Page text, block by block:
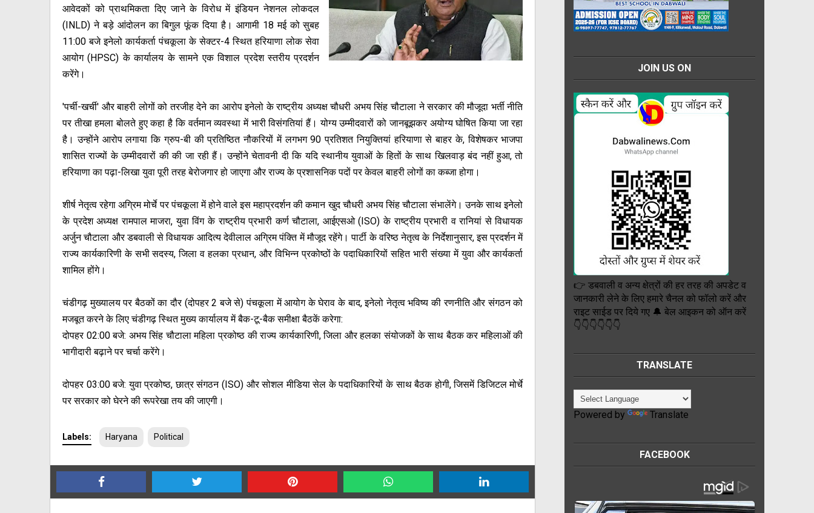
आवेदकों को प्राथमिकता दिए जाने के विरोध में इंडियन नेशनल लोकदल
(INLD) ने बड़े आंदोलन का बिगुल फूंक दिया है। आगामी 18 मई को सुबह
11:00 बजे इनेलो कार्यकर्ता पंचकूला के सेक्टर-4 स्थित हरियाणा लोक सेवा
आयोग (HPSC) के कार्यालय के सामने एक विशाल प्रदेश स्तरीय प्रदर्शन
करेंगे।
'पर्ची-खर्ची' और बाहरी लोगों को तरजीह देने का आरोप इनेलो के राष्ट्रीय अध्यक्ष चौधरी अभय सिंह चौटाला ने सरकार की मौजूदा भर्ती नीति
पर तीखा हमला बोलते हुए कहा है कि वर्तमान व्यवस्था में भारी विसंगतियां हैं। योग्य उम्मीदवारों को जानबूझकर अयोग्य घोषित किया जा रहा
है। उन्होंने आरोप लगाया कि ग्रुप-बी की प्रतिष्ठित नौकरियों में लगभग 90 प्रतिशत नियुक्तियां हरियाणा से बाहर के, विशेषकर भाजपा
शासित राज्यों के उम्मीदवारों की की जा रही हैं। उन्होंने चेतावनी दी कि यदि स्थानीय युवाओं के हितों के साथ खिलवाड़ बंद नहीं हुआ, तो
हरियाणा का पढ़ा-लिखा युवा पूरी तरह बेरोजगार हो जाएगा और राज्य के प्रशासनिक पदों पर केवल बाहरी लोगों का कब्जा होगा।
शीर्ष नेतृत्व रहेगा अग्रिम मोर्चे पर पंचकूला में होने वाले इस महाप्रदर्शन की कमान खुद चौधरी अभय सिंह चौटाला संभालेंगे। उनके साथ इनेलो
के प्रदेश अध्यक्ष रामपाल माजरा, युवा विंग के राष्ट्रीय प्रभारी कर्ण चौटाला, आईएसओ (ISO) के राष्ट्रीय प्रभारी व रानियां से विधायक
अर्जुन चौटाला और डबवाली से विधायक आदित्य देवीलाल अग्रिम पंक्ति में मौजूद रहेंगे। पार्टी के वरिष्ठ नेतृत्व के निर्देशानुसार, इस प्रदर्शन में
राज्य कार्यकारिणी के सभी सदस्य, जिला व हलका प्रधान, और विभिन्न प्रकोष्ठों के पदाधिकारियों सहित भारी संख्या में युवा और कार्यकर्ता
शामिल होंगे।
चंडीगढ़ मुख्यालय पर बैठकों का दौर (दोपहर 2 बजे से) पंचकूला में आयोग के घेराव के बाद, इनेलो नेतृत्व भविष्य की रणनीति और संगठन को
मजबूत करने के लिए चंडीगढ़ स्थित मुख्य कार्यालय में बैक-टू-बैक समीक्षा बैठकें करेगा:
दोपहर 02:00 बजे: अभय सिंह चौटाला महिला प्रकोष्ठ की राज्य कार्यकारिणी, जिला और हलका संयोजकों के साथ बैठक कर महिलाओं की
भागीदारी बढ़ाने पर चर्चा करेंगे।
दोपहर 03:00 बजे: युवा प्रकोष्ठ, छात्र संगठन (ISO) और सोशल मीडिया सेल के पदाधिकारियों के साथ बैठक होगी, जिसमें डिजिटल मोर्चे
पर सरकार को घेरने की रूपरेखा तय की जाएगी।
Labels: Haryana Political
JOIN US ON
👉 डबवाली व अन्य क्षेत्रों की हर तरह की अपडेट व
जानकारी लेने के लिए हमारे चैनल को फॉलो करें और
राइट साईड पर दिये गए 🔔 बेल आइकन को ऑन करें
👇👇👇👇👇👇
TRANSLATE
Powered by Translate
FACEBOOK